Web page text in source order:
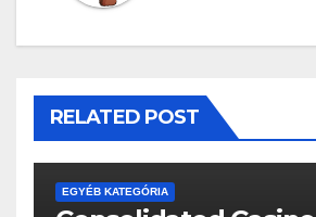
RELATED POST
EGYÉB KATEGÓRIA